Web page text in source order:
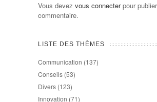
Vous devez vous connecterpour
commentaire.
LISTE DES THÈMES
Communication (137)
Conseils (53)
Divers (123)
Innovation (71)